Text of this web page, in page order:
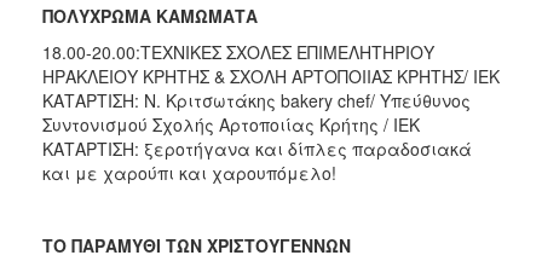
ΠΟΛΥΧΡΩΜΑ ΚΑΜΩΜΑΤΑ
18.00-20.00:ΤΕΧΝΙΚΕΣ ΣΧΟΛΕΣ ΕΠΙΜΕΛΗΤΗΡΙΟΥ
ΗΡΑΚΛΕΙΟΥ ΚΡΗΤΗΣ & ΣΧΟΛΗ ΑΡΤΟΠΟΙΙΑΣ ΚΡΗΤΗΣ/ ΙΕΚ
ΚΑΤΑΡΤΙΣΗ: Ν. Κριτσωτάκης bakery chef/ Υπεύθυνος
Συντονισμού Σχολής Αρτοποιίας Κρήτης / ΙΕΚ
ΚΑΤΑΡΤΙΣΗ: ξεροτήγανα και δίπλες παραδοσιακά
και με χαρούπι και χαρουπόμελο!
ΤΟ ΠΑΡΑΜΥΘΙ ΤΩΝ ΧΡΙΣΤΟΥΓΕΝΝΩΝ